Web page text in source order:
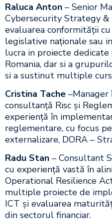
Raluca Anton – Senior
Cybersecurity Strategy
evaluarea conformității
legislative naționale sau
lucra in proiecte
Romania, dar si a
si a sustinut multiple
Cristina Tache
consultanță Risc și
experiență în
reglementare, cu focus
externalizare, DORA –
Radu Stan – Consultant
cu experiență vastă în
Operational Resilience
multiple proiecte de
ICT și evaluarea
din sectorul financiar.